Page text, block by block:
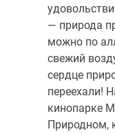
— природа
можно по
свежий
сердце
переехали!
кинопарке
Природном,